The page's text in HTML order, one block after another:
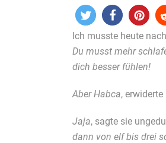
Ich musste heute
Du musst mehr
dich besser fühlen!
Aber Habca, erwiderte
Jaja, sagte sie
dann von elf bis drei